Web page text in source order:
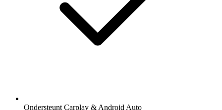
Ondersteunt Carplay & Android Auto